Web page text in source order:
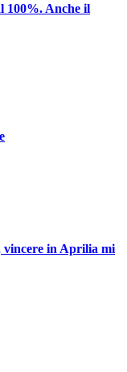
100%. Anche il
vincere in Aprilia mi